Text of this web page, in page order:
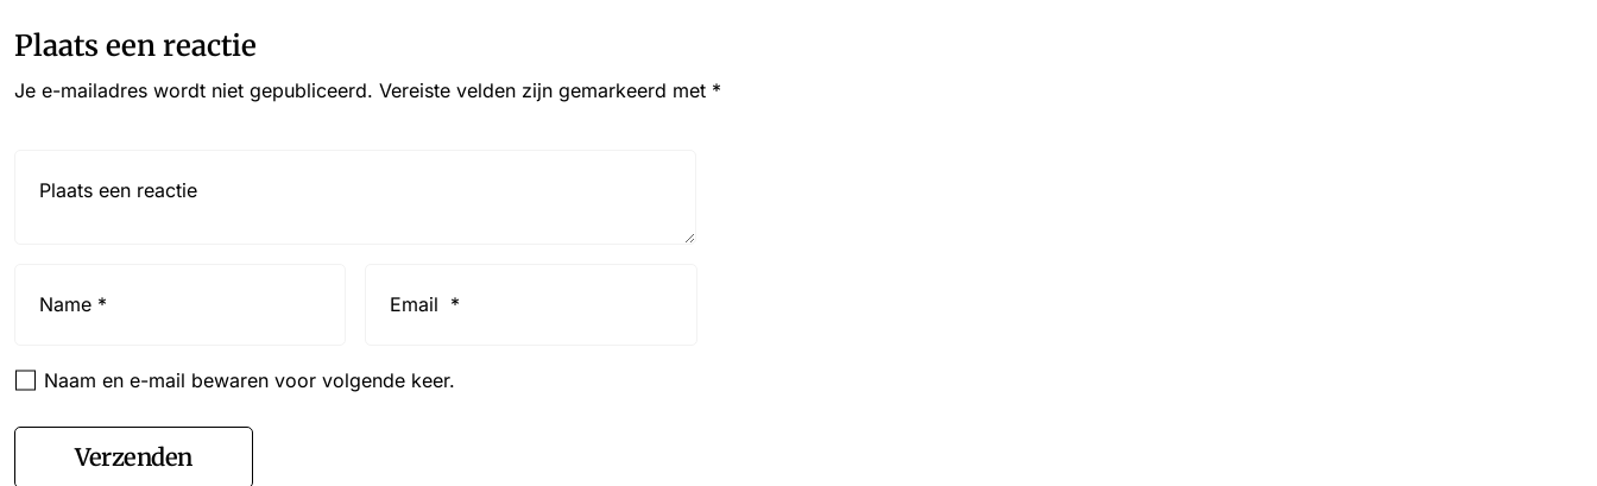
Plaats een reactie
Je e-mailadres wordt niet gepubliceerd. Vereiste velden zijn gemarkeerd met *
Naam en e-mail bewaren voor volgende keer.
Verzenden